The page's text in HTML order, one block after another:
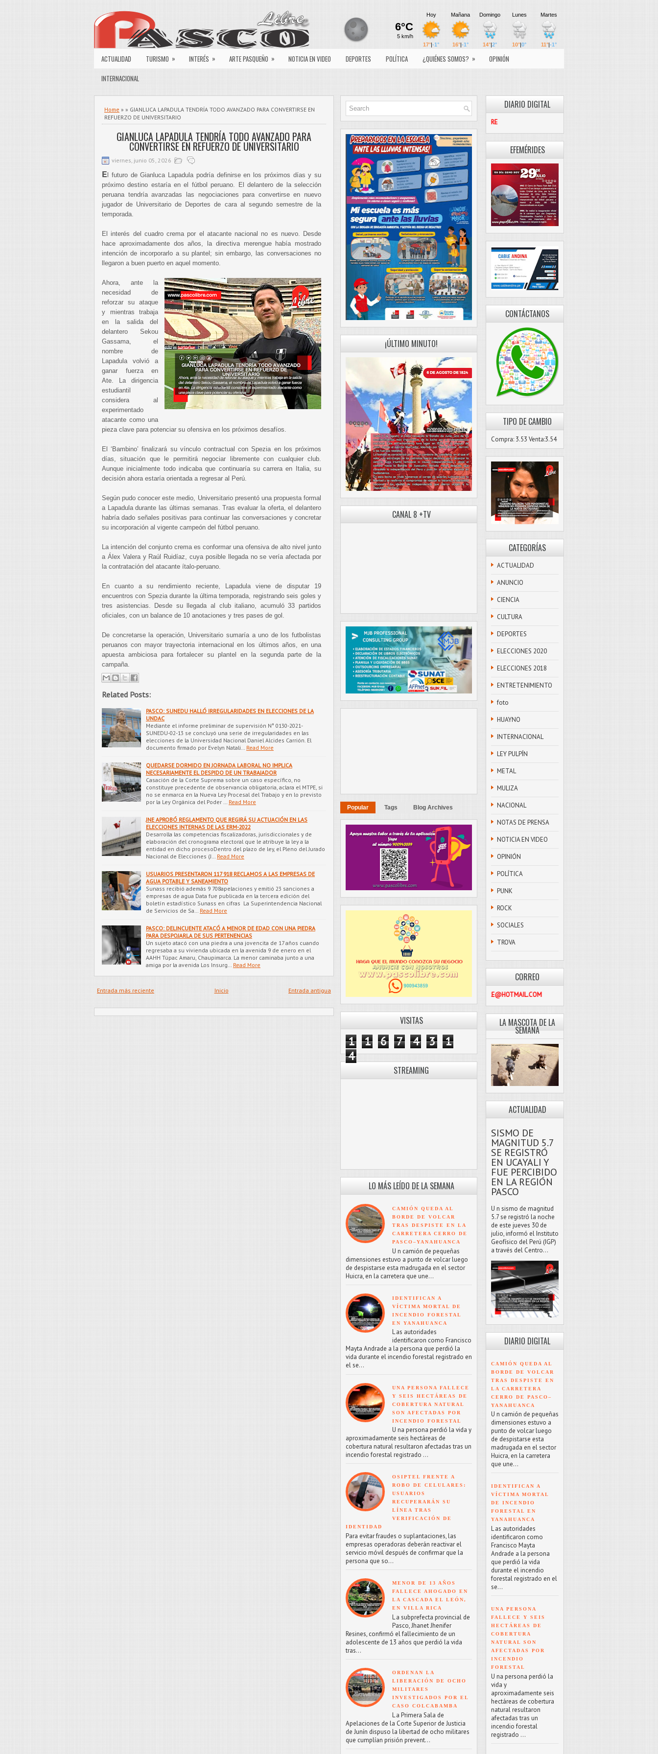
ACTUALIDAD TURISMO » INTERÉS » ARTE PASQUEÑO » NOTICIA EN VIDEO DEPORTES POLÍTICA ¿QUIÉNES SOMOS? »
OPINIÓN
INTERNACIONAL
Home » » GIANLUCA LAPADULA TENDRÍA TODO AVANZADO PARA CONVERTIRSE EN
REFUERZO DE UNIVERSITARIO
GIANLUCA LAPADULA TENDRÍA TODO AVANZADO PARA
CONVERTIRSE EN REFUERZO DE UNIVERSITARIO
viernes, junio 05, 2026
E l futuro de Gianluca Lapadula podría definirse en los próximos días y su
próximo destino estaría en el fútbol peruano. El delantero de la selección
peruana tendría avanzadas las negociaciones para convertirse en nuevo
jugador de Universitario de Deportes de cara al segundo semestre de la
temporada.
El interés del cuadro crema por el atacante nacional no es nuevo. Desde
hace aproximadamente dos años, la directiva merengue había mostrado
intención de incorporarlo a su plantel; sin embargo, las conversaciones no
llegaron a buen puerto en aquel momento.
Ahora, ante la
necesidad de
reforzar su ataque
y mientras trabaja
en la salida del
delantero Sekou
Gassama, el
nombre de
Lapadula volvió a
ganar fuerza en
Ate. La dirigencia
estudiantil
considera al
experimentado
atacante como una
pieza clave para potenciar su ofensiva en los próximos desafíos.
El ‘Bambino’ finalizará su vínculo contractual con Spezia en los próximos
días, situación que le permitirá negociar libremente con cualquier club.
Aunque inicialmente todo indicaba que continuaría su carrera en Italia, su
decisión ahora estaría orientada a regresar al Perú.
Según pudo conocer este medio, Universitario presentó una propuesta formal
a Lapadula durante las últimas semanas. Tras evaluar la oferta, el delantero
habría dado señales positivas para continuar las conversaciones y concretar
su incorporación al vigente campeón del fútbol peruano.
La intención del conjunto crema es conformar una ofensiva de alto nivel junto
a Álex Valera y Raúl Ruidíaz, cuya posible llegada no se vería afectada por
la contratación del atacante ítalo-peruano.
En cuanto a su rendimiento reciente, Lapadula viene de disputar 19
encuentros con Spezia durante la última temporada, registrando seis goles y
tres asistencias. Desde su llegada al club italiano, acumuló 33 partidos
oficiales, con un balance de 10 anotaciones y tres pases de gol.
De concretarse la operación, Universitario sumaría a uno de los futbolistas
peruanos con mayor trayectoria internacional en los últimos años, en una
apuesta ambiciosa para fortalecer su plantel en la segunda parte de la
campaña.
Related Posts:
PASCO: SUNEDU HALLÓ IRREGULARIDADES EN ELECCIONES DE LA
UNDAC
Mediante el informe preliminar de supervisión N° 0130-2021-
SUNEDU-02-13 se concluyó una serie de irregularidades en las
elecciones de la Universidad Nacional Daniel Alcides Carrión. El
documento firmado por Evelyn Natali…
Read More
QUEDARSE DORMIDO EN JORNADA LABORAL NO IMPLICA
NECESARIAMENTE EL DESPIDO DE UN TRABAJADOR
Casación de la Corte Suprema sobre un caso específico, no
constituye precedente de observancia obligatoria, aclara el MTPE, si
no se enmarca en la Nueva Ley Procesal del Trabajo y en lo previsto
por la Ley Orgánica del Poder …
Read More
JNE APROBÓ REGLAMENTO QUE REGIRÁ SU ACTUACIÓN EN LAS
ELECCIONES INTERNAS DE LAS ERM-2022
Desarrolla las competencias fiscalizadoras, jurisdiccionales y de
elaboración del cronograma electoral que le atribuye la ley a la
entidad en dicho procesoDentro del plazo de ley, el Pleno del Jurado
Nacional de Elecciones (J…
Read More
USUARIOS PRESENTARON 117 918 RECLAMOS A LAS EMPRESAS DE
AGUA POTABLE Y SANEAMIENTO
Sunass recibió además 9 708apelaciones y emitió 23 sanciones a
empresas de agua Data fue publicada en la tercera edición del
boletín estadístico Sunass en cifras La Superintendencia Nacional
de Servicios de Sa…
Read More
PASCO: DELINCUENTE ATACÓ A MENOR DE EDAD CON UNA PIEDRA
PARA DESPOJARLA DE SUS PERTENENCIAS
Un sujeto atacó con una piedra a una jovencita de 17 años cuando
regresaba a su vivienda ubicada en la avenida 9 de enero en el
AAHH Túpac Amaru, Chaupimarca. La menor caminaba junto a una
amiga por la avenida Los Insurg…
Read More
Entrada más reciente Entrada antigua
Inicio
¡ÚLTIMO MINUTO!
CANAL 8 +TV
Popular Tags Blog Archives
VISITAS
1 1 6 7 4 3
1
4
STREAMING
LO MÁS LEÍDO DE LA SEMANA
CAMIÓN QUEDA AL
BORDE DE VOLCAR
TRAS DESPISTE EN LA
CARRETERA CERRO DE
PASCO–YANAHUANCA
U n camión de pequeñas
dimensiones estuvo a punto de volcar luego
de despistarse esta madrugada en el sector
Huicra, en la carretera que une...
IDENTIFICAN A
VÍCTIMA MORTAL DE
INCENDIO FORESTAL
EN YANAHUANCA
L as autoridades
identificaron como Francisco
Mayta Andrade a la persona que perdió la
vida durante el incendio forestal registrado en
el se...
UNA PERSONA FALLECE
Y SEIS HECTÁREAS DE
COBERTURA NATURAL
SON AFECTADAS POR
INCENDIO FORESTAL
U na persona perdió la vida y
aproximadamente seis hectáreas de
cobertura natural resultaron afectadas tras un
incendio forestal registrado ...
OSIPTEL FRENTE A
ROBO DE CELULARES:
USUARIOS
RECUPERARÁN SU
LÍNEA TRAS
VERIFICACIÓN DE
IDENTIDAD
Para evitar fraudes o suplantaciones, las
empresas operadoras deberán reactivar el
servicio móvil después de confirmar que la
persona que so...
MENOR DE 13 AÑOS
FALLECE AHOGADO EN
LA CASCADA EL LEÓN,
EN VILLA RICA
L a subprefecta provincial de
Pasco, Jhanet Jhenifer
Resines, confirmó el fallecimiento de un
adolescente de 13 años que perdió la vida
tras...
ORDENAN LA
LIBERACIÓN DE OCHO
MILITARES
INVESTIGADOS POR EL
CASO COLCABAMBA
L a Primera Sala de
Apelaciones de la Corte Superior de Justicia
de Junín dispuso la libertad de ocho militares
que cumplían prisión prevent...
DIARIO DIGITAL
EFEMÉRIDES
CONTÁCTANOS
TIPO DE CAMBIO
Compra: 3.53 Venta:3.54
CATEGORÍAS
ACTUALIDAD
ANUNCIO
CIENCIA
CULTURA
DEPORTES
ELECCIONES 2020
ELECCIONES 2018
ENTRETENIMIENTO
foto
HUAYNO
INTERNACIONAL
LEY PULPÍN
METAL
MULIZA
NACIONAL
NOTAS DE PRENSA
NOTICIA EN VIDEO
OPINIÓN
POLÍTICA
PUNK
ROCK
SOCIALES
TROVA
CORREO
PASCOLIBRE@HOTMAIL.COM
LA MASCOTA DE LA
SEMANA
ACTUALIDAD
SISMO DE
MAGNITUD 5.7
SE REGISTRÓ
EN UCAYALI Y
FUE PERCIBIDO
EN LA REGIÓN
PASCO
U n sismo de magnitud
5.7 se registró la noche
de este jueves 30 de
julio, informó el Instituto
Geofísico del Perú (IGP)
a través del Centro...
DIARIO DIGITAL
CAMIÓN QUEDA AL
BORDE DE VOLCAR
TRAS DESPISTE EN
LA CARRETERA
CERRO DE PASCO–
YANAHUANCA
U n camión de pequeñas
dimensiones estuvo a
punto de volcar luego
de despistarse esta
madrugada en el sector
Huicra, en la carretera
que une...
IDENTIFICAN A
VÍCTIMA MORTAL
DE INCENDIO
FORESTAL EN
YANAHUANCA
L as autoridades
identificaron como
Francisco Mayta
Andrade a la persona
que perdió la vida
durante el incendio
forestal registrado en el
se...
UNA PERSONA
FALLECE Y SEIS
HECTÁREAS DE
COBERTURA
NATURAL SON
AFECTADAS POR
INCENDIO
FORESTAL
U na persona perdió la
vida y
aproximadamente seis
hectáreas de cobertura
natural resultaron
afectadas tras un
incendio forestal
registrado ...